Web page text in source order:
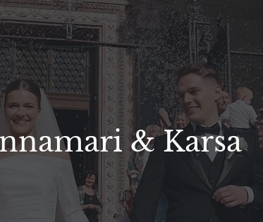
& Karsa